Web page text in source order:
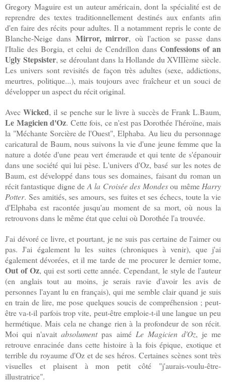
Gregory Maguire est un auteur américain, dont la spécialité est de
reprendre des textes traditionnellement destinés aux enfants afin
d'en faire des récits pour adultes. Il a notamment repris le conte de
Blanche-Neige dans Mirror, mirror, où l'action se passe dans
l'Italie des Borgia, et celui de Cendrillon dans Confessions of an
Ugly Stepsister, se déroulant dans la Hollande du XVIIIème siècle.
Les univers sont revisités de façon très adultes (sexe, addictions,
meurtres, politique...), mais toujours avec fraîcheur et un souci de
développer un aspect du récit original.
AvecWicked, il se penche sur le livre à succès de Frank L.Baum,
Le Magicien d'Oz. Cette fois, ce n'est pas Dorothée l'héroïne, mais
la "Méchante Sorcière de l'Ouest", Elphaba. Au lieu du personnage
caricatural de Baum, nous suivons la vie d'une jeune femme que la
nature a dotée d'une peau vert émeraude et qui tente de s'épanouir
dans une société qui lui pèse. L'univers d'Oz, basé sur les notes de
Baum, est développé dans tous ses domaines, faisant du roman un
récit fantastique digne de A la Croisée des Mondesou même Harry
Potter. Ses amitiés, ses amours, ses fuites et ses échecs, toute la vie
d'Elphaba est racontée jusqu'au moment de sa mort, où nous la
retrouvons dans le même état que celui où Dorothée l'a trouvée.
J'ai dévoré ce livre, et pourtant, je ne suis pas certaine de l'aimer ou
pas. J'ai également lu les suites (chroniques à venir), que j'ai
également dévorées, et il me tarde de me procurer le dernier tome,
Out of Oz, qui est sorti cette année. Cependant, le style de l'auteur
(en anglais tout au moins, je serais ravie d'avoir les avis de
personnes l'ayant lu en français), qui me semble clair quand je suis
en train de lire, me pose quelques soucis de compréhension ; peut-
être va-t-il parfois trop vite, peut-être emploie-t-il une langue un peu
hermétique. Mais cela ne change rien à la profondeur de son récit.
Moi qui n'avaitabsolumentpas aimé Le Magicien d'Oz, je me
retrouve enracinée dans cette histoire à la fois épique, exotique et
terrible du royaume d'Oz et de ses héros. Certaines scènes sont très
visuelles et plaisent à mon petit côté "j'aurais-voulu-être-
illustratrice".